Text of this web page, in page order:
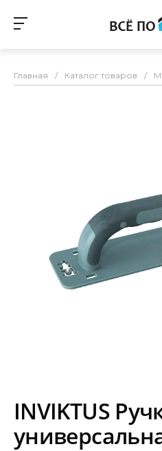
Главная / Каталог товаров /
INVIKTUS